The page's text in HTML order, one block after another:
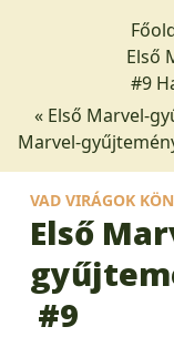
Első
#9
« Első Marvel-
Marvel-
VAD VIRÁGOK
Első
#9